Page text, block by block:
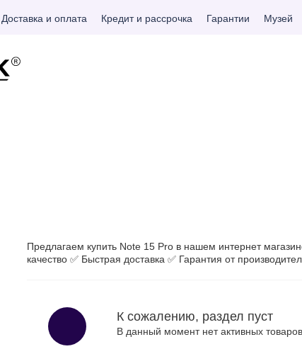
Доставка и оплата Кредит и рассрочка Гарантии Музей
Предлагаем купить Note 15 Pro в нашем интернет
качество ✅ Быстрая доставка ✅ Гарантия от
К сожалению, раздел пуст
В данный момент нет активных товаров